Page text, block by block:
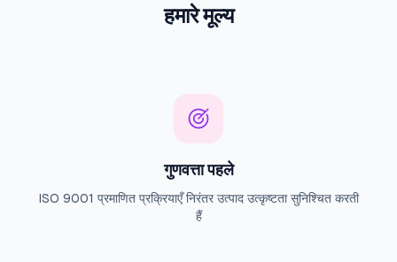
हमारे मूल्य
गुणवत्ता पहले
ISO 9001 प्रमाणित प्रक्रियाएँ निरंतर उत्पाद उत्कृष्टता सुनिश्चित करती
हैं